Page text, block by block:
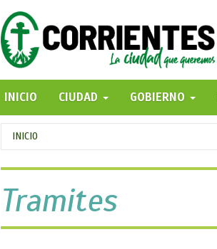
INICIO
CIUDAD GOBIERNO
Se
encuentra
usted
aquí
INICIO
Tramites